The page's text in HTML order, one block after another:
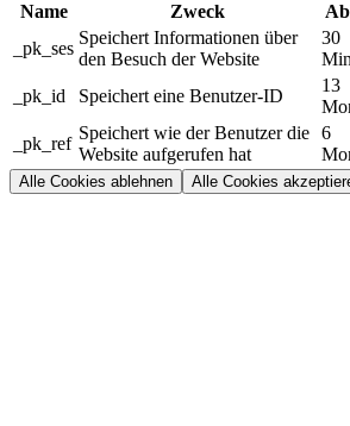
Name Zweck
_pk_ses
Speichert Informationen über
den Besuch der Website
30
_pk_id Speichert eine Benutzer-ID
13
_pk_ref
Speichert wie der Benutzer die
Website aufgerufen hat
6
Alle Cookies ablehnen Alle Cookies